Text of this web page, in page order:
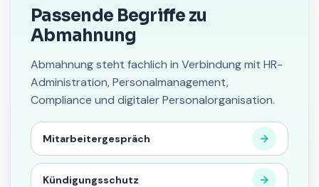
Passende Begriffe zu
Abmahnung
Abmahnung steht fachlich in Verbindung mit HR-
Administration, Personalmanagement,
Compliance und digitaler Personalorganisation.
Mitarbeitergespräch
Kündigungsschutz